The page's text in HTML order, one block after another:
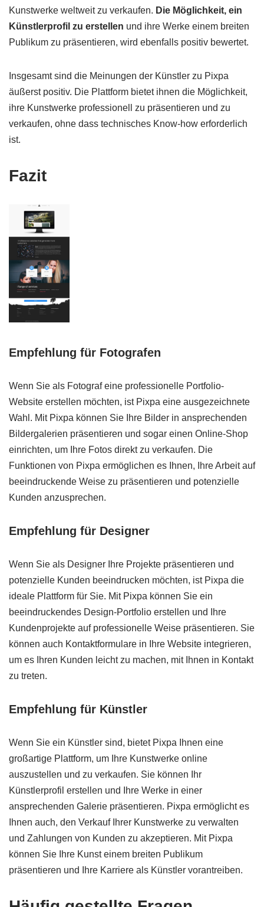
Kunstwerke weltweit zu verkaufen. Die Möglichkeit, ein
Künstlerprofil zu erstellen und ihre Werke einem breiten
Publikum zu präsentieren, wird ebenfalls positiv bewertet.
Insgesamt sind die Meinungen der Künstler zu Pixpa
äußerst positiv. Die Plattform bietet ihnen die Möglichkeit,
ihre Kunstwerke professionell zu präsentieren und zu
verkaufen, ohne dass technisches Know-how erforderlich
ist.
Fazit
Empfehlung für Fotografen
Wenn Sie als Fotograf eine professionelle Portfolio-
Website erstellen möchten, ist Pixpa eine ausgezeichnete
Wahl. Mit Pixpa können Sie Ihre Bilder in ansprechenden
Bildergalerien präsentieren und sogar einen Online-Shop
einrichten, um Ihre Fotos direkt zu verkaufen. Die
Funktionen von Pixpa ermöglichen es Ihnen, Ihre Arbeit auf
beeindruckende Weise zu präsentieren und potenzielle
Kunden anzusprechen.
Empfehlung für Designer
Wenn Sie als Designer Ihre Projekte präsentieren und
potenzielle Kunden beeindrucken möchten, ist Pixpa die
ideale Plattform für Sie. Mit Pixpa können Sie ein
beeindruckendes Design-Portfolio erstellen und Ihre
Kundenprojekte auf professionelle Weise präsentieren. Sie
können auch Kontaktformulare in Ihre Website integrieren,
um es Ihren Kunden leicht zu machen, mit Ihnen in Kontakt
zu treten.
Empfehlung für Künstler
Wenn Sie ein Künstler sind, bietet Pixpa Ihnen eine
großartige Plattform, um Ihre Kunstwerke online
auszustellen und zu verkaufen. Sie können Ihr
Künstlerprofil erstellen und Ihre Werke in einer
ansprechenden Galerie präsentieren. Pixpa ermöglicht es
Ihnen auch, den Verkauf Ihrer Kunstwerke zu verwalten
und Zahlungen von Kunden zu akzeptieren. Mit Pixpa
können Sie Ihre Kunst einem breiten Publikum
präsentieren und Ihre Karriere als Künstler vorantreiben.